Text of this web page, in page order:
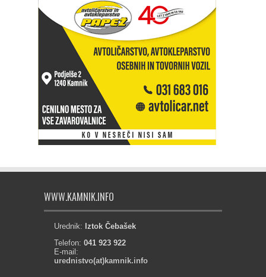
WWW.KAMNIK.INFO
Urednik: Iztok Čebašek
Telefon: 041 923 922
E-mail:
urednistvo(at)kamnik.info